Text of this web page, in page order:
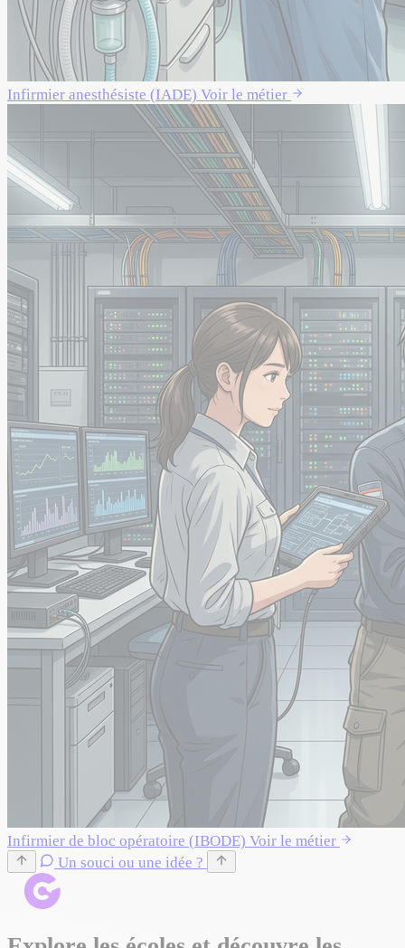
Infirmier anesthésiste (IADE) Voir le métier
Infirmier de bloc opératoire (IBODE) Voir le métier
Un souci ou une idée ?